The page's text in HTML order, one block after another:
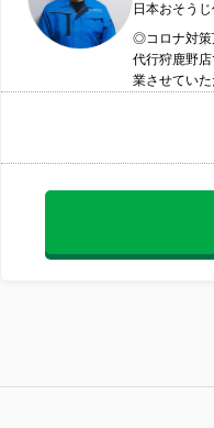
日本おそう
◎コロナ対策
代行狩鹿野
業させてい
機会にご依